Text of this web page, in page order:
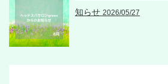
知らせ 2026/05/27